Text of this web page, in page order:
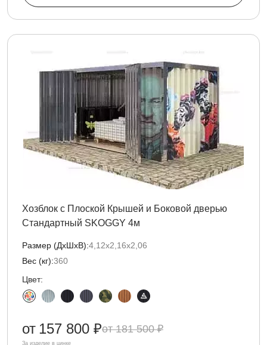
Хозблок с Плоской Крышей и Боковой дверью
Стандартный SKOGGY 4м
Размер (ДxШxВ):4,12х2,16х2,06
Вес (кг):360
Цвет:
181 500 ₽
от 157 800 ₽
За изделие в цинке